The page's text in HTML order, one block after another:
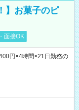
】お菓子のピ
面接OK
円×4時間×21日勤務の